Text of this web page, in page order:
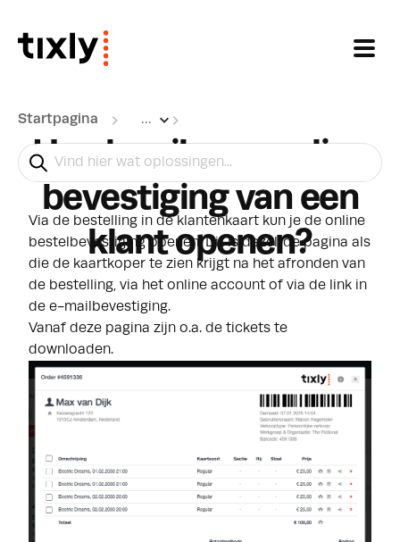
Startpagina ...
Hoe kan ik een online
bevestiging van een
klant openen?
Via de bestelling in de klantenkaart kun je de online
bestelbevestiging openen. Dit is dezelfde pagina als
die de kaartkoper te zien krijgt na het afronden van
de bestelling, via het online account of via de link in
de e-mailbevestiging.
Vanaf deze pagina zijn o.a. de tickets te
downloaden.